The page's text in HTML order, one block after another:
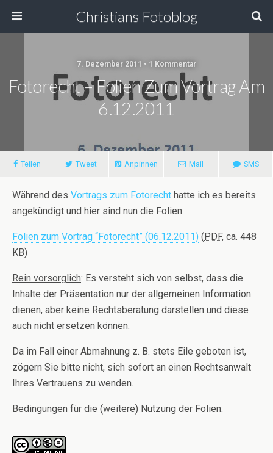
Christians Fotoblog
7. Dezember 2011 • 1 Kommentar
Fotorecht – Folien Zum Vortrag Am
6.12.2011
Teilen Tweet Anpinnen Mail SMS
Während des Vortrags zum Fotorecht hatte ich es bereits
angekündigt und hier sind nun die Folien:
Folien zum Vortrag “Fotorecht” (06.12.2011) (PDF, ca. 448
KB)
Rein vorsorglich: Es versteht sich von selbst, dass die
Inhalte der Präsentation nur der allgemeinen Information
dienen, aber keine Rechtsberatung darstellen und diese
auch nicht ersetzen können.
Da im Fall einer Abmahnung z. B. stets Eile geboten ist,
zögern Sie bitte nicht, sich sofort an einen Rechtsanwalt
Ihres Vertrauens zu wenden.
Bedingungen für die (weitere) Nutzung der Folien: